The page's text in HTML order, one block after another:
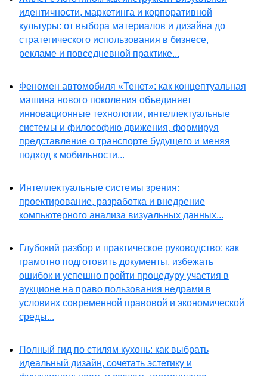
идентичности, маркетинга и корпоративной
культуры: от выбора материалов и дизайна до
стратегического использования в бизнесе,
рекламе и повседневной практике...
Феномен автомобиля «Тенет»: как концептуальная
машина нового поколения объединяет
инновационные технологии, интеллектуальные
системы и философию движения, формируя
представление о транспорте будущего и меняя
подход к мобильности...
Интеллектуальные системы зрения:
проектирование, разработка и внедрение
компьютерного анализа визуальных данных...
Глубокий разбор и практическое руководство: как
грамотно подготовить документы, избежать
ошибок и успешно пройти процедуру участия в
аукционе на право пользования недрами в
условиях современной правовой и экономической
среды...
Полный гид по стилям кухонь: как выбрать
идеальный дизайн, сочетать эстетику и